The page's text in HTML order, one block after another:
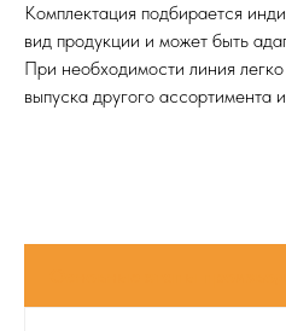
Комплектация подбирается
вид продукции и может быть
При необходимости линия
выпуска другого ассортимента